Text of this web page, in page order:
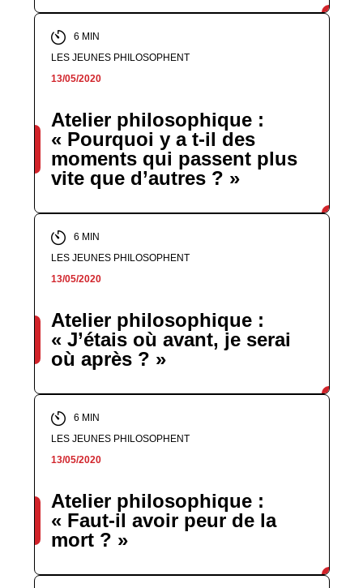
6 MIN
LES JEUNES PHILOSOPHENT
13/05/2020
Atelier philosophique :
« Pourquoi y a t-il des
moments qui passent plus
vite que d’autres ? »
6 MIN
LES JEUNES PHILOSOPHENT
13/05/2020
Atelier philosophique :
« J’étais où avant, je serai
où après ? »
6 MIN
LES JEUNES PHILOSOPHENT
13/05/2020
Atelier philosophique :
« Faut-il avoir peur de la
mort ? »